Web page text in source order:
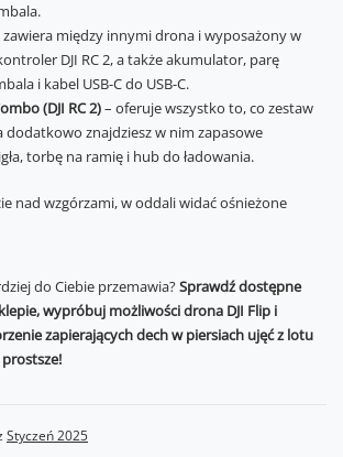
zawiera między innymi drona i wyposażony w
DJI RC 2, a także akumulator, parę
i kabel USB-C do USB-C.
(DJI RC 2)– oferuje wszystko to, co zestaw
a dodatkowo znajdziesz w nim zapasowe
torbę na ramię i hub do ładowania.
do Ciebie przemawia?Sprawdź dostępne
wypróbuj możliwości drona DJI Flip i
zapierających dech w piersiach ujęć z lotu
Styczeń 2025